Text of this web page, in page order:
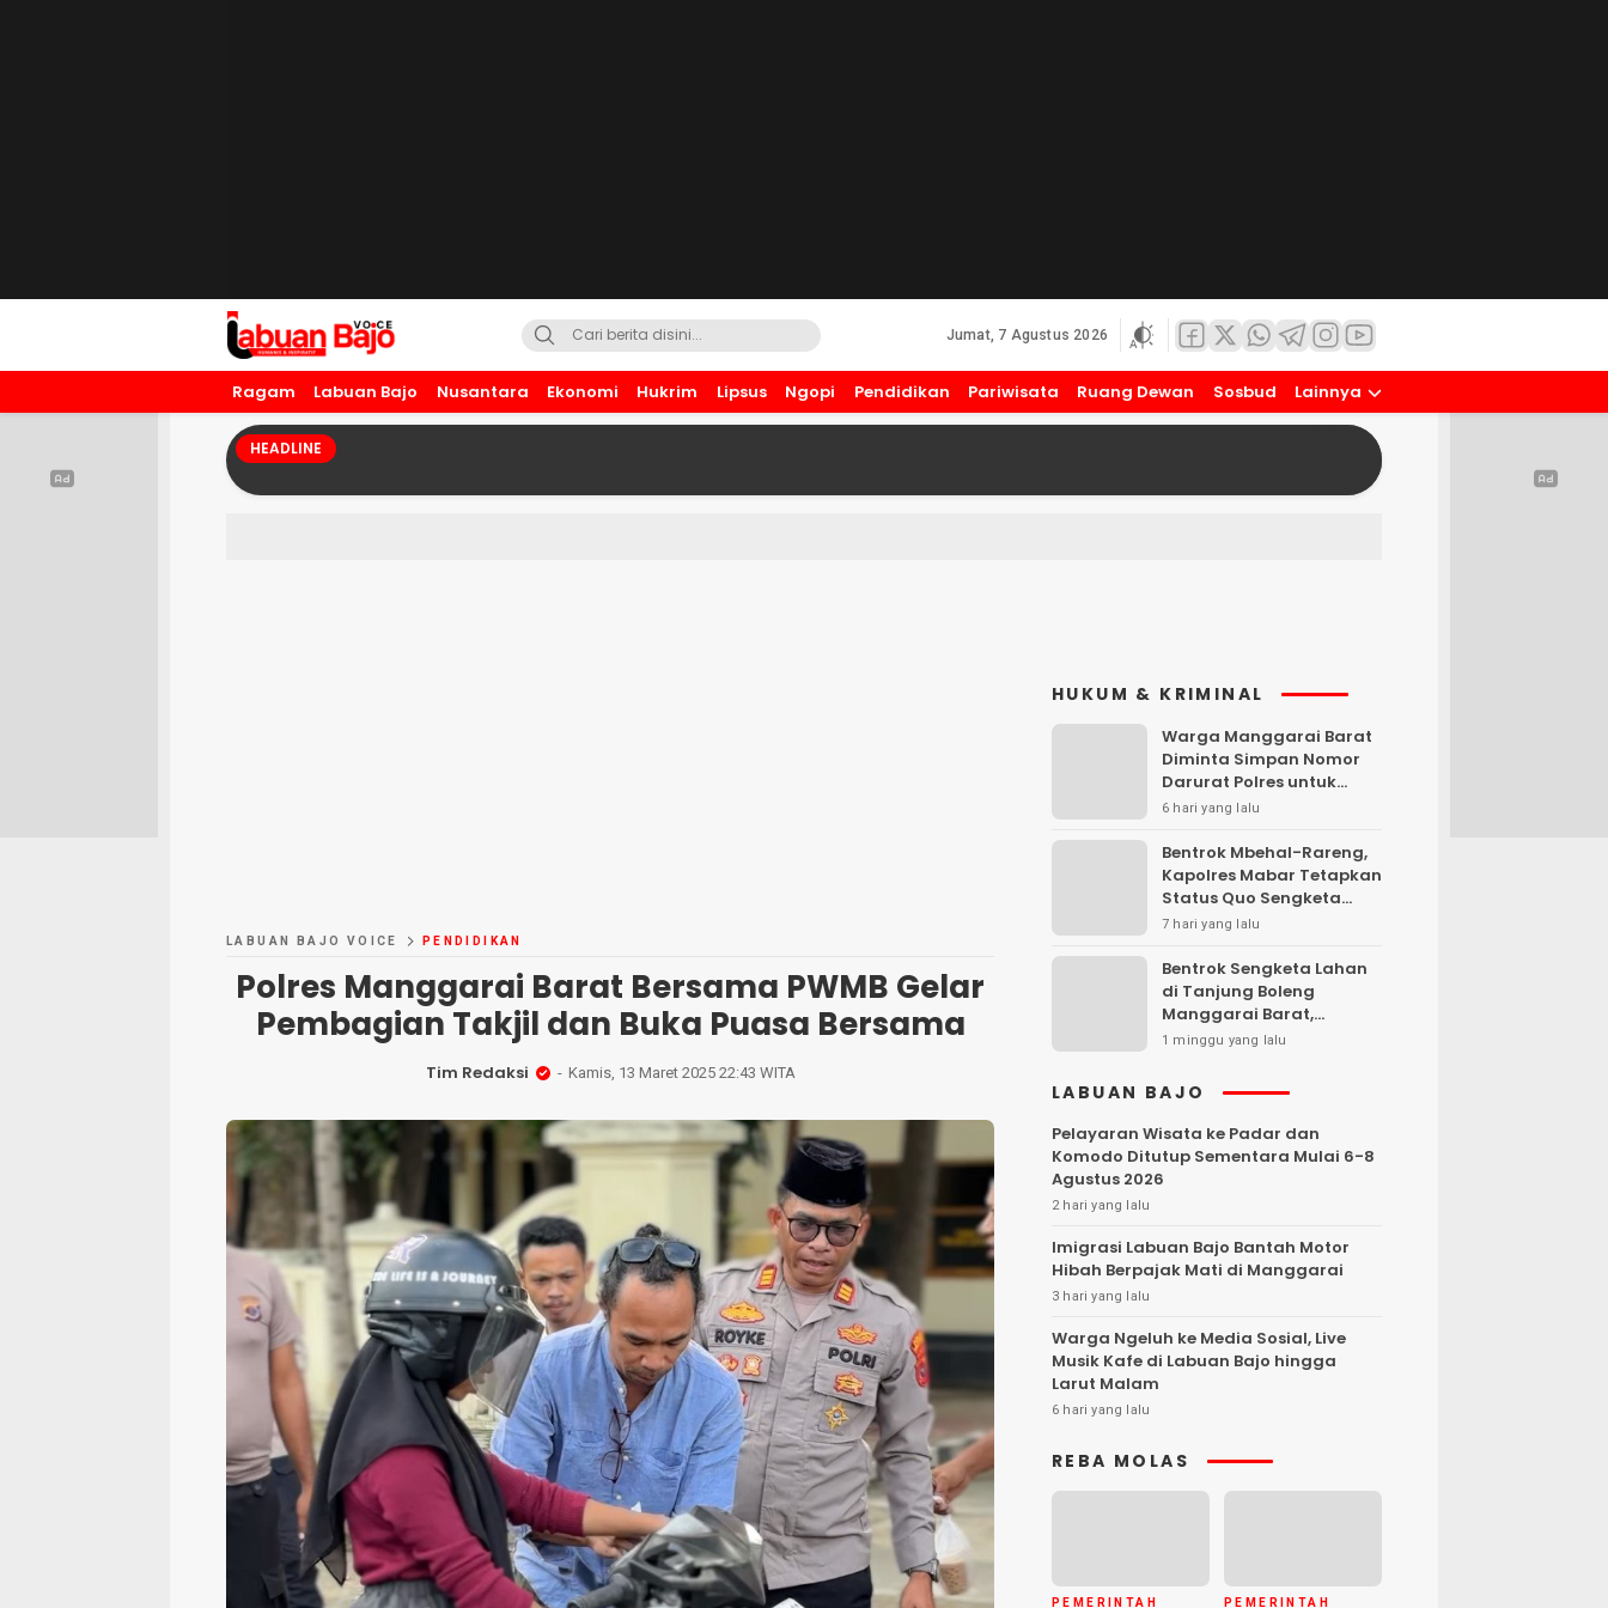
Labuan Bajo Voice
Humanis dan Inspiratif
Jumat, 7 Agustus 2026
Ragam Labuan Bajo Nusantara Ekonomi Hukrim Lipsus Ngopi Pendidikan Pariwisata Ruang Dewan Sosbud Lainnya
HEADLINE
LABUAN BAJO VOICE PENDIDIKAN
Polres Manggarai Barat Bersama PWMB Gelar
Pembagian Takjil dan Buka Puasa Bersama
Tim Redaksi Kamis, 13 Maret 2025 22:43 WITA
HUKUM & KRIMINAL
Warga Manggarai Barat
Diminta Simpan Nomor
Darurat Polres untuk
Laporan Kamtibmas
6 hari yang lalu
Bentrok Mbehal-Rareng,
Kapolres Mabar Tetapkan
Status Quo Sengketa
Lengkong Warang
7 hari yang lalu
Bentrok Sengketa Lahan
di Tanjung Boleng
Manggarai Barat,
Kendaraan Dibakar
1 minggu yang lalu
LABUAN BAJO
Pelayaran Wisata ke Padar dan
Komodo Ditutup Sementara Mulai 6-8
Agustus 2026
2 hari yang lalu
Imigrasi Labuan Bajo Bantah Motor
Hibah Berpajak Mati di Manggarai
3 hari yang lalu
Warga Ngeluh ke Media Sosial, Live
Musik Kafe di Labuan Bajo hingga
Larut Malam
6 hari yang lalu
REBA MOLAS
PEMERINTAH PEMERINTAH